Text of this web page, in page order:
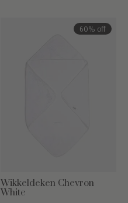
60% off
Wikkeldeken Chevron
White